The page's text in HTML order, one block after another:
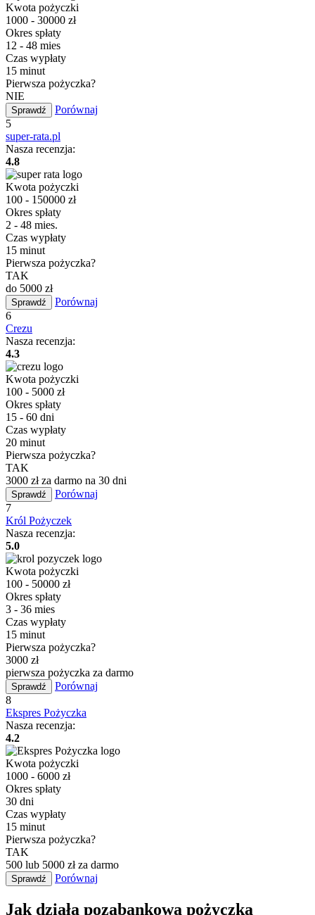
Kwota pożyczki
1000 - 30000 zł
Okres spłaty
12 - 48 mies
Czas wypłaty
15 minut
Pierwsza pożyczka?
NIE
Sprawdź
Porównaj
5
super-rata.pl
Nasza recenzja:
4.8
Kwota pożyczki
100 - 150000 zł
Okres spłaty
2 - 48 mies.
Czas wypłaty
15 minut
Pierwsza pożyczka?
TAK
do 5000 zł
Sprawdź
Porównaj
6
Crezu
Nasza recenzja:
4.3
Kwota pożyczki
100 - 5000 zł
Okres spłaty
15 - 60 dni
Czas wypłaty
20 minut
Pierwsza pożyczka?
TAK
3000 zł za darmo na 30 dni
Sprawdź
Porównaj
7
Król Pożyczek
Nasza recenzja:
5.0
Kwota pożyczki
100 - 50000 zł
Okres spłaty
3 - 36 mies
Czas wypłaty
15 minut
Pierwsza pożyczka?
3000 zł
pierwsza pożyczka za darmo
Sprawdź
Porównaj
8
Ekspres Pożyczka
Nasza recenzja:
4.2
Kwota pożyczki
1000 - 6000 zł
Okres spłaty
30 dni
Czas wypłaty
15 minut
Pierwsza pożyczka?
TAK
500 lub 5000 zł za darmo
Sprawdź Porównaj
Jak działa pozabankowa pożyczka